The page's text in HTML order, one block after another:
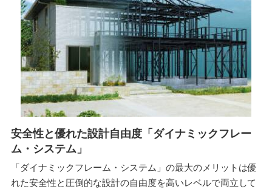
安全性と優れた設計自由度「ダイナミックフレー
ム・システム」
「ダイナミックフレーム・システム」の最大のメリットは優
れた安全性と圧倒的な設計の自由度を高いレベルで両立して